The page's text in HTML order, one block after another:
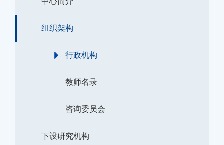
组织架构
行政机构
教师名录
咨询委员会
下设研究机构